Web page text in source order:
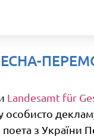
Landesamt für
особисто
з України